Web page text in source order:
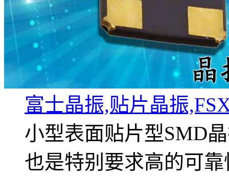
富士晶振,贴片晶振
小型表面贴片型SMD
也是特别要求高的可